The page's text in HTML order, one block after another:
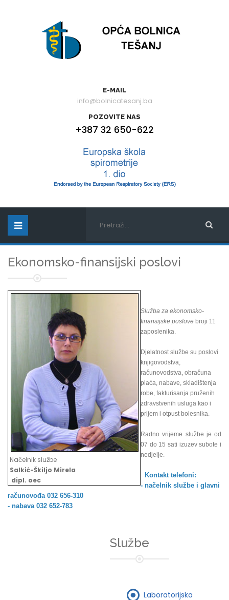
E-MAIL
info@bolnicatesanj.ba
POZOVITE NAS
+387 32 650-622
Ekonomsko-finansijski poslovi
Načelnik službe
Salkić-Škiljo Mirela
dipl. oec
Služba za ekonomsko-
finansijske poslove broji 11
zaposlenika.
Djelatnost službe su poslovi
knjigovodstva,
računovodstva, obračuna
plaća, nabave, skladištenja
robe, fakturisanja pruženih
zdravstvenih usluga kao i
prijem i otpust bolesnika.
Radno vrijeme službe je od
07 do 15 sati izuzev subote i
nedjelje.
Kontakt telefoni:
- načelnik službe i glavni
računovođa 032 656-310
- nabava 032 652-783
Službe
Laboratorijska